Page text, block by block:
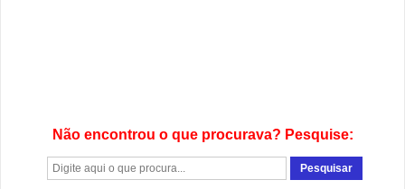
Não encontrou o que procurava? Pesquise: